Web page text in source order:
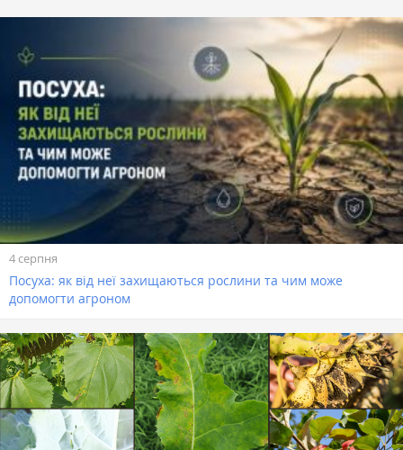
4 серпня
Посуха: як від неї захищаються рослини та чим може
допомогти агроном